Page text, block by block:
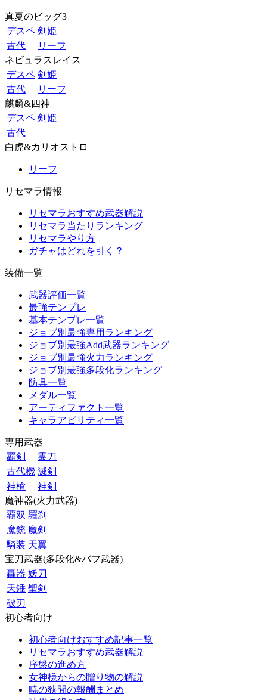
真夏のビッグ3
デスペ 剣姫
古代
リーフ
ネビュラスレイス
デスペ 剣姫
古代
リーフ
麒麟&四神
デスペ 剣姫
古代
白虎&カリオストロ
リーフ
リセマラ情報
リセマラおすすめ武器解説
リセマラ当たりランキング
リセマラやり方
ガチャはどれを引く？
装備一覧
武器評価一覧
最強テンプレ
基本テンプレ一覧
ジョブ別最強専用ランキング
ジョブ別最強Add武器ランキング
ジョブ別最強火力ランキング
ジョブ別最強多段化ランキング
防具一覧
メダル一覧
アーティファクト一覧
キャラアビリティ一覧
専用武器
覇剣
霊刀
古代機 滅剣
神槍
神剣
魔神器(火力武器)
覇双 羅刹
魔銃 魔剣
騎装 天翼
宝刀武器(多段化&バフ武器)
轟器 妖刀
天錘 聖剣
破刃
初心者向け
初心者向けおすすめ記事一覧
リセマラおすすめ武器解説
序盤の進め方
女神様からの贈り物の解説
暁の狭間の報酬まとめ